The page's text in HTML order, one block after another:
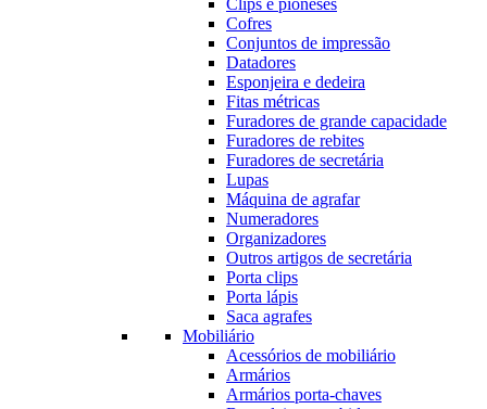
Clips e pioneses
Cofres
Conjuntos de impressão
Datadores
Esponjeira e dedeira
Fitas métricas
Furadores de grande capacidade
Furadores de rebites
Furadores de secretária
Lupas
Máquina de agrafar
Numeradores
Organizadores
Outros artigos de secretária
Porta clips
Porta lápis
Saca agrafes
Mobiliário
Acessórios de mobiliário
Armários
Armários porta-chaves